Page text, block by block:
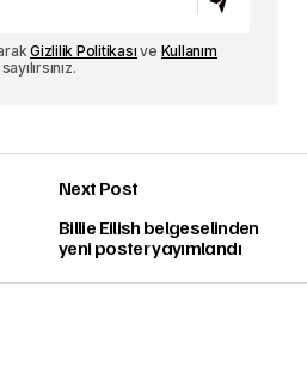
Gizlilik Politikası ve Kullanım
Next Post
Billie Eilish belgeselinden
yeni poster yayımlandı